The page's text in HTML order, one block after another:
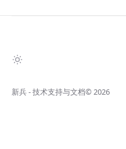
新兵 - 技术支持与文档© 2026